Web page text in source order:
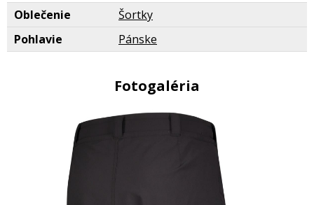
Oblečenie
Šortky
Pohlavie
Pánske
Fotogaléria